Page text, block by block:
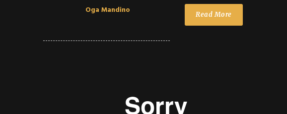
Oga Mandino Read More